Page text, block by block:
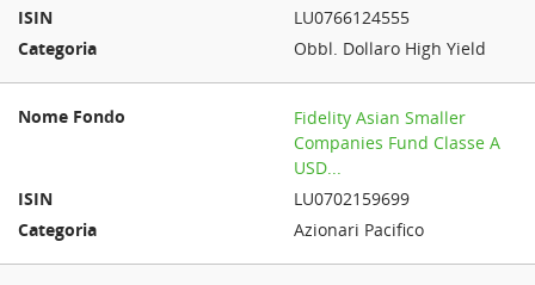
LU0766124555
Obbl. Dollaro High Yield
Fidelity Asian Smaller
Companies Fund Classe A
USD...
LU0702159699
Azionari Pacifico